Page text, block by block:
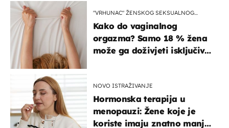
"VRHUNAC" ŽENSKOG SEKSUALNOG
Kako do vaginalnog
orgazma? Samo 18 % žena
može ga doživjeti isključivo
NOVO ISTRAŽIVANJE
Hormonska terapija u
menopauzi: Žene koje je
koriste imaju znatno manji